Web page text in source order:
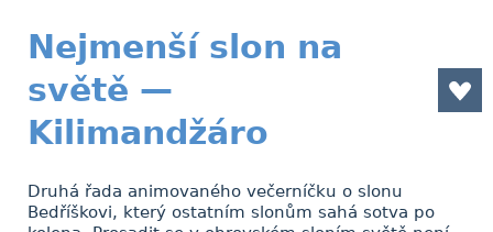
Nejmenší slon na
světě —
Kilimandžáro
Druhá řada animovaného večerníčku o slonu
Bedříškovi, který ostatním slonům sahá sotva po